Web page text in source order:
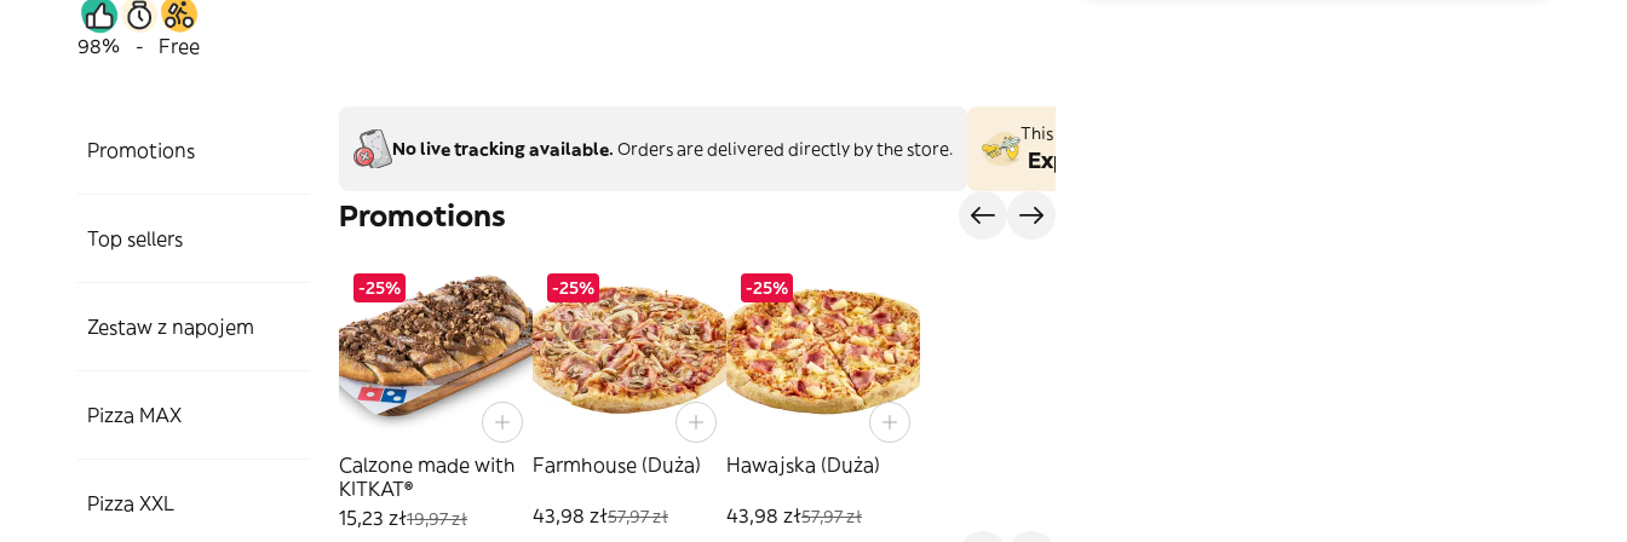
98% - Free
Promotions
Top sellers
Zestaw z napojem
Pizza MAX
Pizza XXL
No live tracking available. Orders are delivered directly by the store.
This store is closed at the moment. Looking for somewhere similar?
Explore stores near you
Promotions
-25%
Calzone made with
KITKAT®
15,23 zł19,97 zł
-25%
Farmhouse (Duża)
43,98 zł57,97 zł
-25%
Hawajska (Duża)
43,98 zł57,97 zł